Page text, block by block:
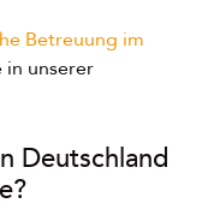
Betreuung im
in unserer
Deutschland